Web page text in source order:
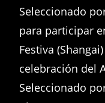
Seleccionado
para participar
Festiva
celebración del
Seleccionado